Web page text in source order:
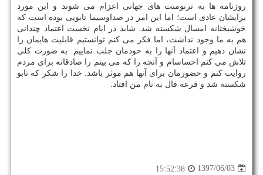
روزنامه ها به ترنومنت های جهانی اعزام می شوند و این مورد
برایشان عادی است؛ اما این امر در صداوسیما تابویی بوده است كه
خوشبختانه امسال شكسته شد. شاید در ایام نخست اعتماد چندانی
هم به ما وجود نداشت، اما فكر می كنم توانستیم قابلیت هایمان را
نشان دهیم و اعتماد آنها را به خودمان جلب نماییم. به صورت كلی
تلاش می كنم احساسام و آنچه را كه می بینم را صادقانه برای مردم
روایت كنم و حضورمان برای آنها هم موثر باشد. خدا را شكر كه تابو
شكسته شد و قرعه فال به نام من افتاد.
1397/06/03
15:52:38